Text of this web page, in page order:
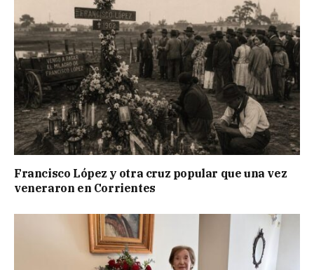
Francisco López y otra cruz popular que una vez
veneraron en Corrientes